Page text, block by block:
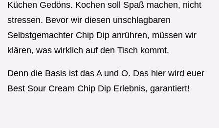
Küchen Gedöns. Kochen soll Spaß machen, nicht
stressen. Bevor wir diesen unschlagbaren
Selbstgemachter Chip Dip anrühren, müssen wir
klären, was wirklich auf den Tisch kommt.
Denn die Basis ist das A und O. Das hier wird euer
Best Sour Cream Chip Dip Erlebnis, garantiert!